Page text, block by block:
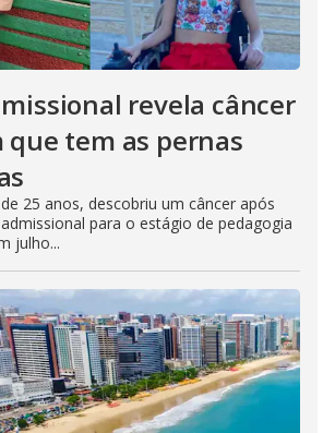
revela câncer
que tem as pernas
25 anos, descobriu um câncer após
para o estágio de pedagogia
julho...